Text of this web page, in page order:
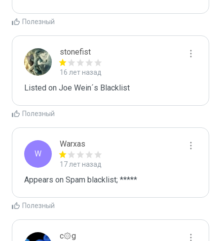
Полезный
stonefist
16 лет назад
Listed on Joe Wein´s Blacklist
Полезный
W
Warxas
17 лет назад
Полезный
c۞g